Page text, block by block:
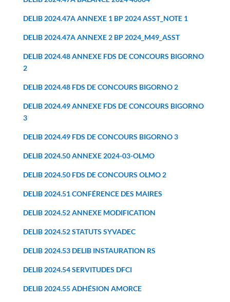
DELIB 2024.47A ANNEXE 1 BP 2024 ASST_NOTE 1
DELIB 2024.47A ANNEXE 2 BP 2024_M49_ASST
DELIB 2024.48 ANNEXE FDS DE CONCOURS BIGORNO
2
DELIB 2024.48 FDS DE CONCOURS BIGORNO 2
DELIB 2024.49 ANNEXE FDS DE CONCOURS BIGORNO
3
DELIB 2024.49 FDS DE CONCOURS BIGORNO 3
DELIB 2024.50 ANNEXE 2024-03-OLMO
DELIB 2024.50 FDS DE CONCOURS OLMO 2
DELIB 2024.51 CONFÉRENCE DES MAIRES
DELIB 2024.52 ANNEXE MODIFICATION
DELIB 2024.52 STATUTS SYVADEC
DELIB 2024.53 DELIB INSTAURATION RS
DELIB 2024.54 SERVITUDES DFCI
DELIB 2024.55 ADHÉSION AMORCE